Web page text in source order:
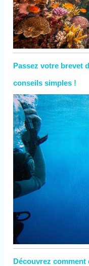
Passez votre brevet
conseils simples !
Découvrez